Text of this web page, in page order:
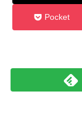
Pocket